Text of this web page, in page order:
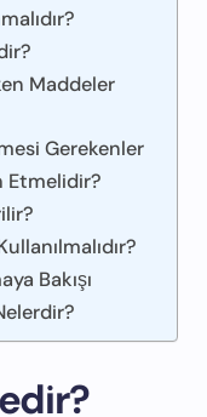
Maddeler
Gerekenler
Etmelidir?
Bakışı